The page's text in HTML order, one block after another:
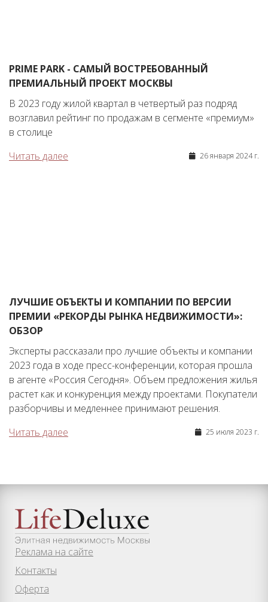
PRIME PARK - САМЫЙ ВОСТРЕБОВАННЫЙ
ПРЕМИАЛЬНЫЙ ПРОЕКТ МОСКВЫ
В 2023 году жилой квартал в четвертый раз подряд
возглавил рейтинг по продажам в сегменте «премиум»
в столице
Читать далее
26 января 2024 г.
ЛУЧШИЕ ОБЪЕКТЫ И КОМПАНИИ ПО ВЕРСИИ
ПРЕМИИ «РЕКОРДЫ РЫНКА НЕДВИЖИМОСТИ»:
ОБЗОР
Эксперты рассказали про лучшие объекты и компании
2023 года в ходе пресс-конференции, которая прошла
в агенте «Россия Сегодня». Объем предложения жилья
растет как и конкуренция между проектами. Покупатели
разборчивы и медленнее принимают решения.
Читать далее
25 июля 2023 г.
Реклама на сайте
Контакты
Оферта